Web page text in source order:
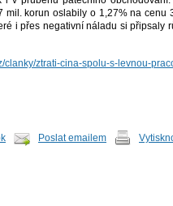
mil. korun oslabily o 1,27% na cenu
i přes negativní náladu si připsaly
clanky/ztrati-cina-spolu-s-levnou-
Poslat emailem